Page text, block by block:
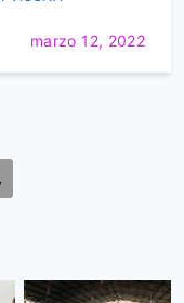
marzo 12, 2022